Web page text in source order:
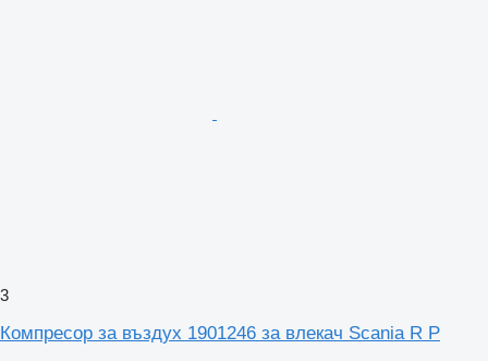
3
Компресор за въздух 1901246 за влекач Scania R P